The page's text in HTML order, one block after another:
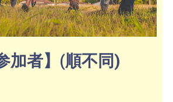
加者】(順不同)